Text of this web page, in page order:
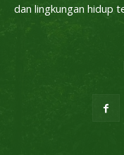
dan lingkungan hidup